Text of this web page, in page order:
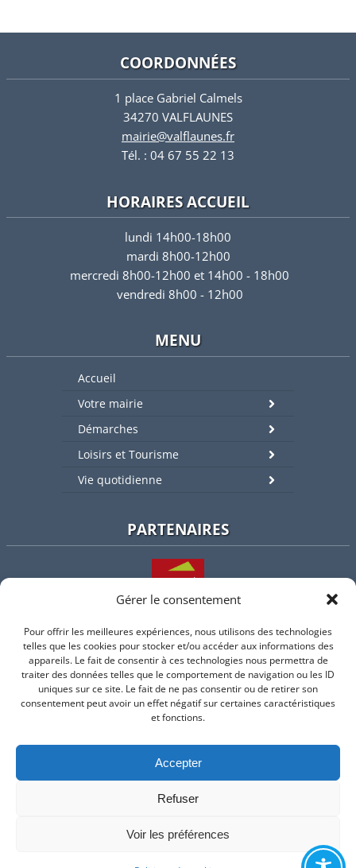
Gérer le consentement
Pour offrir les meilleures expériences, nous utilisons des technologies
telles que les cookies pour stocker et/ou accéder aux informations des
appareils. Le fait de consentir à ces technologies nous permettra de
traiter des données telles que le comportement de navigation ou les ID
uniques sur ce site. Le fait de ne pas consentir ou de retirer son
consentement peut avoir un effet négatif sur certaines caractéristiques
et fonctions.
Accepter
Refuser
Voir les préférences
COORDONNÉES
1 place Gabriel Calmels
34270 VALFLAUNES
mairie@valflaunes.fr
Tél. : 04 67 55 22 13
HORAIRES ACCUEIL
lundi 14h00-18h00
mardi 8h00-12h00
mercredi 8h00-12h00 et 14h00 - 18h00
vendredi 8h00 - 12h00
MENU
Accueil
Votre mairie
Démarches
Loisirs et Tourisme
Vie quotidienne
PARTENAIRES
L'intercommunalité
Intramuros
Suivez-nous sur Facebook
Site